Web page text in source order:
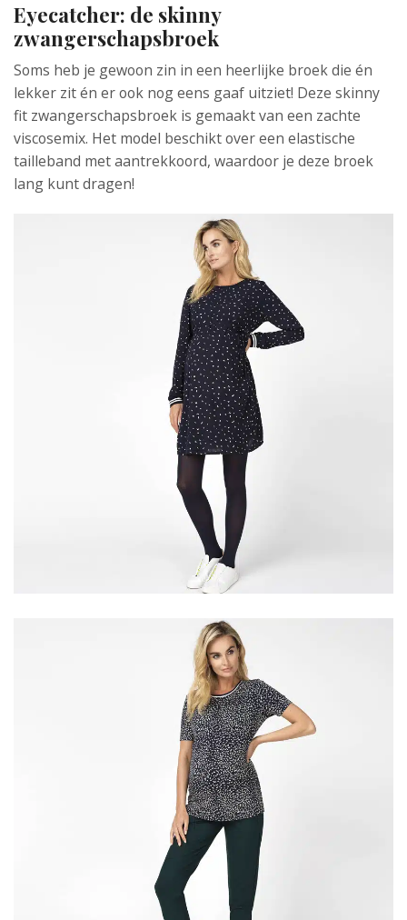
Eyecatcher: de skinny
zwangerschapsbroek
Soms heb je gewoon zin in een heerlijke broek die én
lekker zit én er ook nog eens gaaf uitziet! Deze skinny
fit zwangerschapsbroek is gemaakt van een zachte
viscosemix. Het model beschikt over een elastische
tailleband met aantrekkoord, waardoor je deze broek
lang kunt dragen!